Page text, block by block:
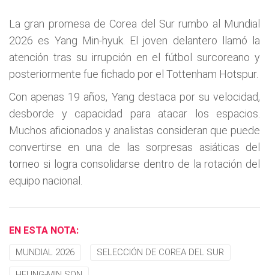
La gran promesa de Corea del Sur rumbo al Mundial
2026 es Yang Min-hyuk. El joven delantero llamó la
atención tras su irrupción en el fútbol surcoreano y
posteriormente fue fichado por el Tottenham Hotspur.
Con apenas 19 años, Yang destaca por su velocidad,
desborde y capacidad para atacar los espacios.
Muchos aficionados y analistas consideran que puede
convertirse en una de las sorpresas asiáticas del
torneo si logra consolidarse dentro de la rotación del
equipo nacional.
EN ESTA NOTA:
MUNDIAL 2026 SELECCIÓN DE COREA DEL SUR